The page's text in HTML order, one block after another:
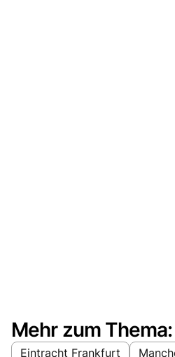
Mehr zum Thema:
Eintracht Frankfurt